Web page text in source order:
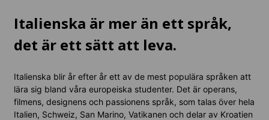
Italienska är mer än ett språk,
det är ett sätt att leva.
Italienska blir år efter år ett av de mest populära språken att
lära sig bland våra europeiska studenter. Det är operans,
filmens, designens och passionens språk, som talas över hela
Italien, Schweiz, San Marino, Vatikanen och delar av Kroatien